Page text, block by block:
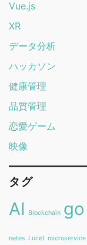
Vue.js
XR
データ分析
ハッカソン
健康管理
品質管理
恋愛ゲーム
映像
タグ
AI Blockchain go
netes Lucet microservice